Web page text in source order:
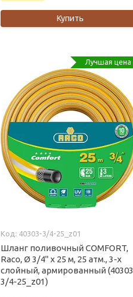
Купить
Лучшая цена
40303-3/4-25_z01
Шланг поливочный COMFORT,
Raco, Ø 3/4" x 25 м, 25 атм., 3-x
слойный, армированный
3/4-25_z01)